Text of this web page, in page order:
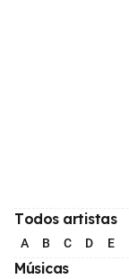
Todos artistas
A B C D E
Músicas